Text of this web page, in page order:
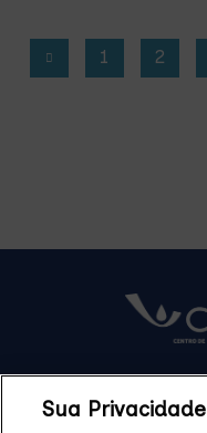
1 2
Sua Privacidade